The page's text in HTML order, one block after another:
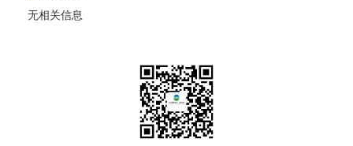
无相关信息